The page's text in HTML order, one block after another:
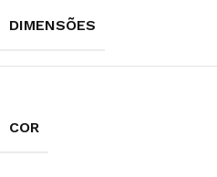
DIMENSÕES
COR